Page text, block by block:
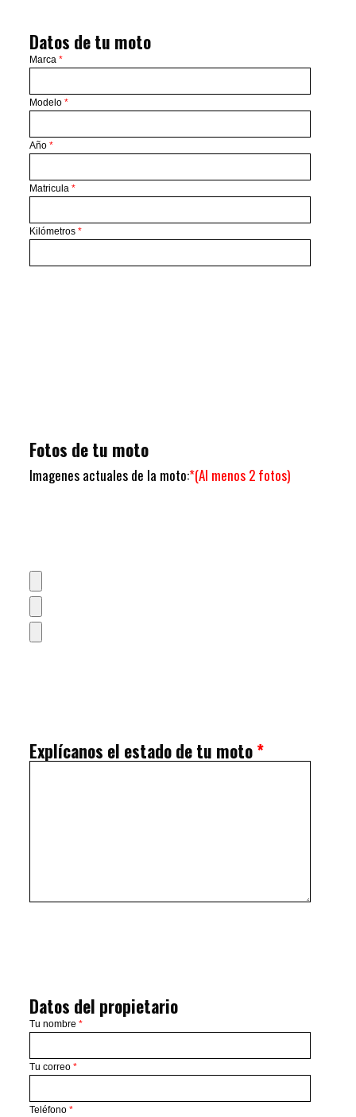
Datos de tu moto
Marca*
Modelo*
Año*
Matricula*
Kilómetros*
Fotos de tu moto
Imagenes actuales de la moto:*(Al menos 2 fotos)
Explícanos el estado de tu moto*
Datos del propietario
Tu nombre*
Tu correo*
Teléfono*